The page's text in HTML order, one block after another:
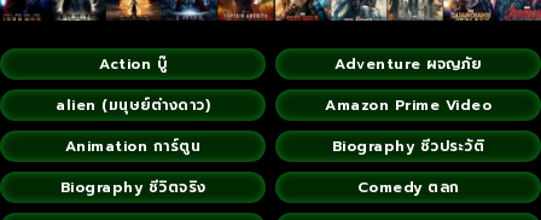
Action บู๊
Adventure ผจญภัย
alien (มนุษย์ต่างดาว)
Amazon Prime Video
Animation การ์ตูน
Biography ชีวประวัติ
Biography ชีวิตจริง
Comedy ตลก